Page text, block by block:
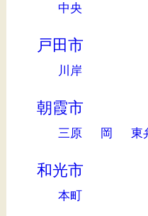
中央
戸田市
川岸
朝霞市
三原 岡 東
和光市
本町